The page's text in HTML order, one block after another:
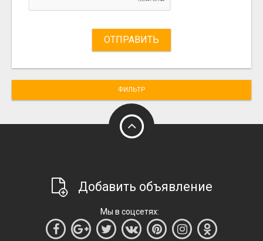
ОТПРАВИТЬ
ФИЛЬТР
Добавить объявление
Мы в соцсетях: